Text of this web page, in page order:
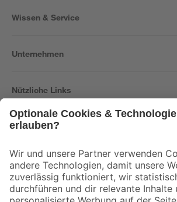
Wissen & Service
Unternehmen
Nützliche Links
Der toom Newsletter: Keine Angebote und Aktionen
Zur Newsletter Anmeldung